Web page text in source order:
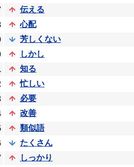
伝える
心配
芳しくない
しかし
知る
忙しい
必要
改善
類似語
たくさん
しっかり